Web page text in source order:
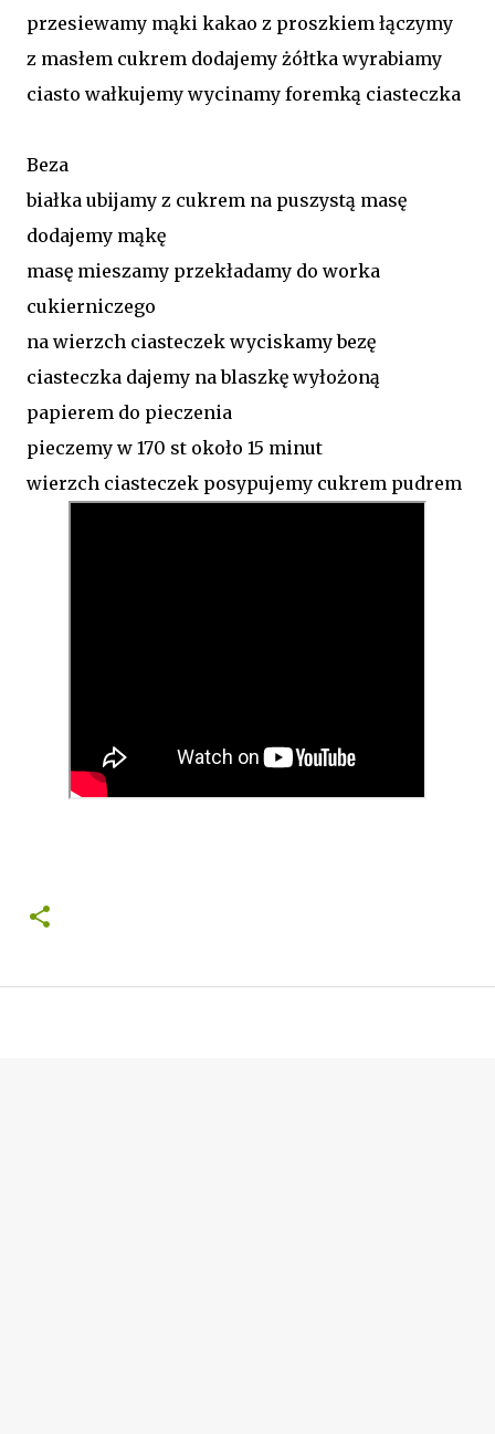
przesiewamy mąki kakao z proszkiem łączymy
z masłem cukrem dodajemy żółtka wyrabiamy
ciasto wałkujemy wycinamy foremką ciasteczka
Beza
białka ubijamy z cukrem na puszystą masę
dodajemy mąkę
masę mieszamy przekładamy do worka
cukierniczego
na wierzch ciasteczek wyciskamy bezę
ciasteczka dajemy na blaszkę wyłożoną
papierem do pieczenia
pieczemy w 170 st około 15 minut
wierzch ciasteczek posypujemy cukrem pudrem